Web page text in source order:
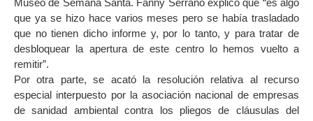
Museo de Semana Santa. Fanny Serrano explicó que “es algo
que ya se hizo hace varios meses pero se había trasladado
que no tienen dicho informe y, por lo tanto, y para tratar de
desbloquear la apertura de este centro lo hemos vuelto a
remitir”.
Por otra parte, se acató la resolución relativa al recurso
especial interpuesto por la asociación nacional de empresas
de sanidad ambiental contra los pliegos de cláusulas del